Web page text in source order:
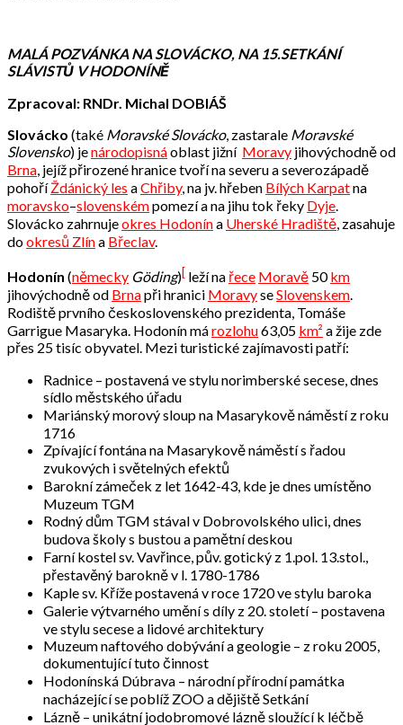
MALÁ POZVÁNKA NA SLOVÁCKO, NA 15.SETKÁNÍ
SLÁVISTŮ V HODONÍNĚ
Zpracoval: RNDr. Michal DOBIÁŠ
Slovácko (také Moravské Slovácko, zastarale Moravské
Slovensko) jenárodopisnáoblast jižní Moravy jihovýchodně od
Brna , jejíž přirozené hranice tvoří na severu a severozápadě
pohoříŽdánický les aChřiby, na jv. hřeben Bílých Karpatna
moravsko–slovenskémpomezí a na jihu tok řeky Dyje
Slovácko zahrnujeokres Hodonína Uherské Hradiště , zasahuje
dookresů Zlína Břeclav.
Hodonín (německy Göding)[ leží na řece Moravě 50km
jihovýchodně od Brnapři hranici MoravyseSlovenskem.
Rodiště prvního československého prezidenta, Tomáše
Garrigue Masaryka. Hodonín mározlohu63,05 km² a žije zde
přes 25 tisíc obyvatel. Mezi turistické zajímavosti patří:
Radnice – postavená ve stylu norimberské secese, dnes
sídlo městského úřadu
Mariánský morový sloup na Masarykově náměstí z roku
1716
Zpívající fontána na Masarykově náměstí s řadou
zvukových i světelných efektů
Barokní zámeček z let 1642-43, kde je dnes umístěno
Muzeum TGM
Rodný dům TGM stával v Dobrovolského ulici, dnes
budova školy s bustou a pamětní deskou
Farní kostel sv. Vavřince, pův. gotický z 1.pol. 13.stol.,
přestavěný barokně v l. 1780-1786
Kaple sv. Kříže postavená v roce 1720 ve stylu baroka
Galerie výtvarného umění s díly z 20. století – postavena
ve stylu secese a lidové architektury
Muzeum naftového dobývání a geologie – z roku 2005,
dokumentující tuto činnost
Hodonínská Dúbrava – národní přírodní památka
nacházející se poblíž ZOO a dějiště Setkání
Lázně – unikátní jodobromové lázně sloužící k léčbě